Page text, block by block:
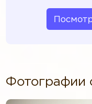
Фотографии